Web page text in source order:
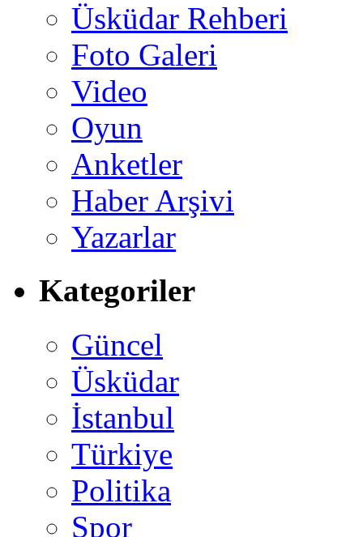
Üsküdar Rehberi
Foto Galeri
Video
Oyun
Anketler
Haber Arşivi
Yazarlar
Kategoriler
Güncel
Üsküdar
İstanbul
Türkiye
Politika
Spor